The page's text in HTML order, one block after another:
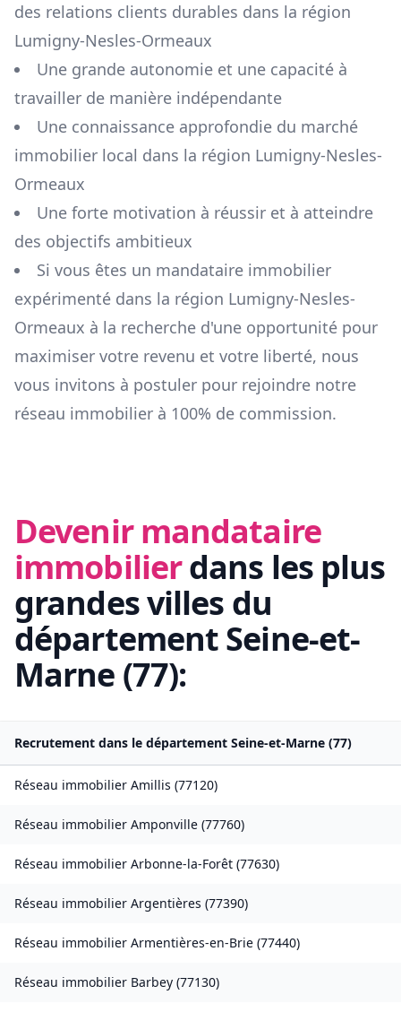
des relations clients durables dans la région
Lumigny-Nesles-Ormeaux
Une grande autonomie et une capacité à
travailler de manière indépendante
Une connaissance approfondie du marché
immobilier local dans la région Lumigny-Nesles-
Ormeaux
Une forte motivation à réussir et à atteindre
des objectifs ambitieux
Si vous êtes un mandataire immobilier
expérimenté dans la région Lumigny-Nesles-
Ormeaux à la recherche d'une opportunité pour
maximiser votre revenu et votre liberté, nous
vous invitons à postuler pour rejoindre notre
réseau immobilier à 100% de commission.
Devenir mandataire
immobilierdans les plus
grandes villes du
départementSeine-et-
Marne (77):
Recrutement dans le département Seine-et-Marne (77)
Réseau immobilier Amillis (77120)
Réseau immobilier Amponville (77760)
Réseau immobilier Arbonne-la-Forêt (77630)
Réseau immobilier Argentières (77390)
Réseau immobilier Armentières-en-Brie (77440)
Réseau immobilier Barbey (77130)